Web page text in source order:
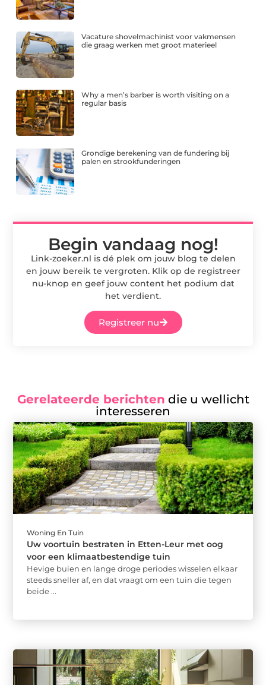
Vacature shovelmachinist voor vakmensen
die graag werken met groot materieel
Why a men’s barber is worth visiting on a
regular basis
Grondige berekening van de fundering bij
palen en strookfunderingen
Begin vandaag nog!
Link-zoeker.nl is dé plek om jouw blog te delen
en jouw bereik te vergroten. Klik op de registreer
nu-knop en geef jouw content het podium dat
het verdient.
Registreer nu
Gerelateerde berichten die u wellicht
interesseren
Woning En Tuin
Uw voortuin bestraten in Etten-Leur met oog
voor een klimaatbestendige tuin
Hevige buien en lange droge periodes wisselen elkaar
steeds sneller af, en dat vraagt om een tuin die tegen
beide ...